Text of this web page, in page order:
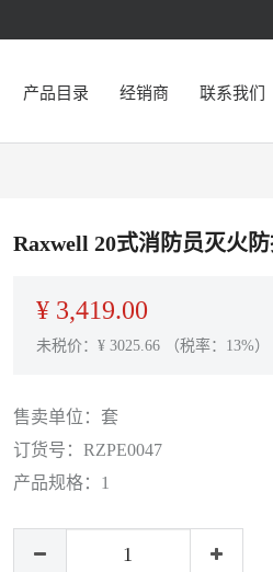
产品目录 经销商 联系我们
Raxwell 20式消防员灭火
¥ 3,419.00
未税价：¥ 3025.66（税率：13%）
售卖单位： 套
订货号： RZPE0047
产品规格： 1